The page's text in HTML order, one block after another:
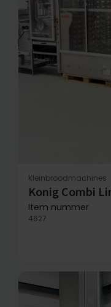
Kleinbroodmachines
Konig Combi
Item nummer
4627